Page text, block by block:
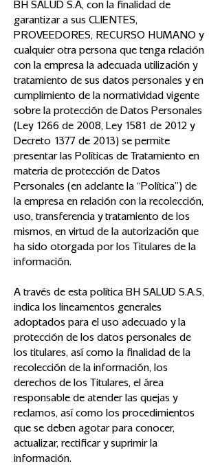
BH SALUD S.A, con la finalidad de
garantizar a sus CLIENTES,
PROVEEDORES, RECURSO HUMANO y
cualquier otra persona que tenga relación
con la empresa la adecuada utilización y
tratamiento de sus datos personales y en
cumplimiento de la normatividad vigente
sobre la protección de Datos Personales
(Ley 1266 de 2008, Ley 1581 de 2012 y
Decreto 1377 de 2013) se permite
presentar las Políticas de Tratamiento en
materia de protección de Datos
Personales (en adelante la “Política”) de
la empresa en relación con la recolección,
uso, transferencia y tratamiento de los
mismos, en virtud de la autorización que
ha sido otorgada por los Titulares de la
información.
A través de esta política BH SALUD S.A.S,
indica los lineamentos generales
adoptados para el uso adecuado y la
protección de los datos personales de
los titulares, así como la finalidad de la
recolección de la información, los
derechos de los Titulares, el área
responsable de atender las quejas y
reclamos, así como los procedimientos
que se deben agotar para conocer,
actualizar, rectificar y suprimir la
información.